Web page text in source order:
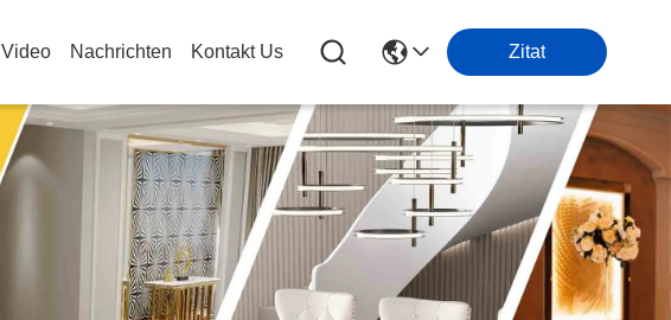
Video Nachrichten Kontakt Us Zitat